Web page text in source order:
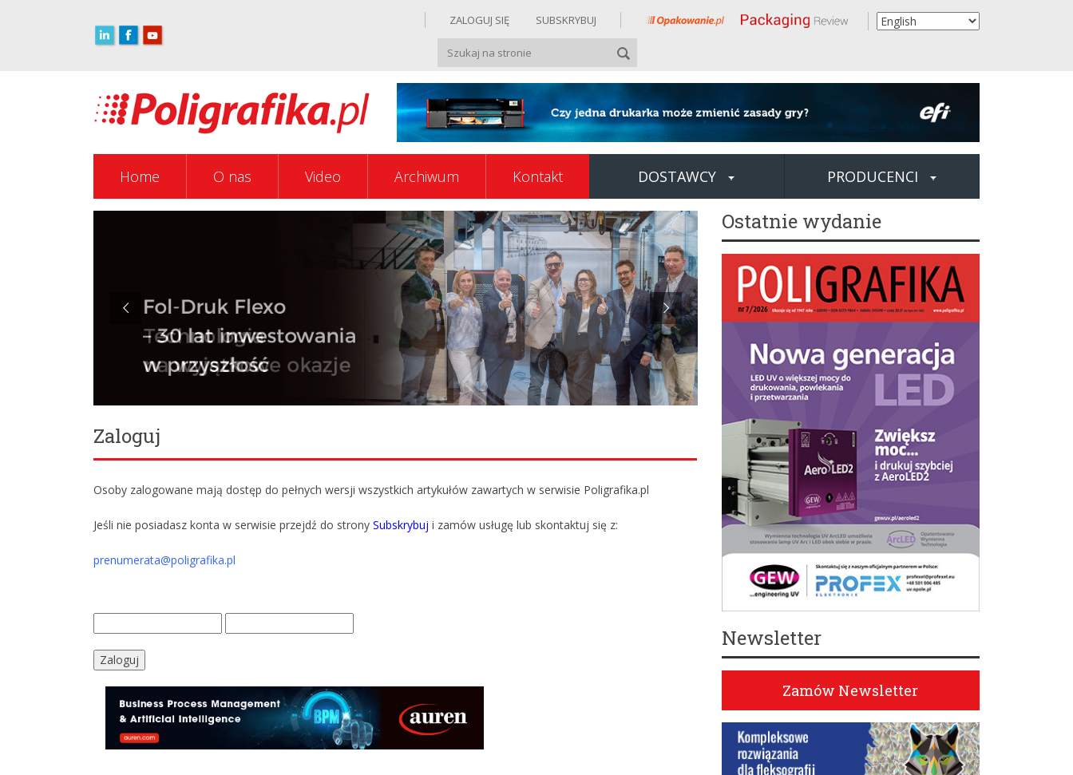
ZALOGUJ SIĘ SUBSKRYBUJ
Home O nas Video Archiwum Kontakt DOSTAWCY PRODUCENCI
Zaloguj
Osoby zalogowane mają dostęp do pełnych wersji wszystkich artykułów zawartych w serwisie Poligrafika.pl
Jeśli nie posiadasz konta w serwisie przejdź do strony Subskrybuj i zamów usługę lub skontaktuj się z:
prenumerata@poligrafika.pl
Ostatnie wydanie
Newsletter
Zamów Newsletter